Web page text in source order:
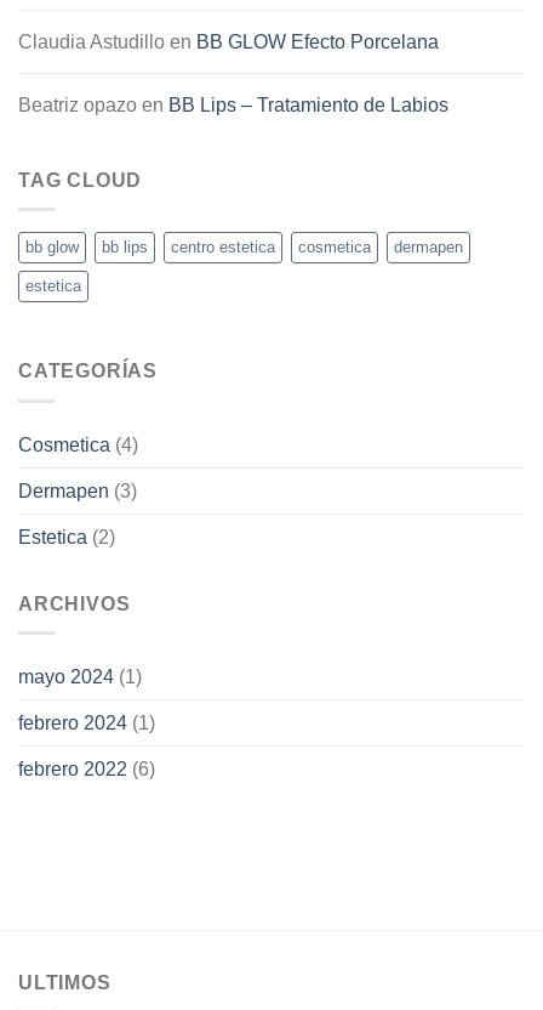
Claudia Astudillo en BB GLOW Efecto Porcelana
Beatriz opazo en BB Lips – Tratamiento de Labios
TAG CLOUD
bb glow bb lips centro estetica cosmetica dermapen
estetica
CATEGORÍAS
Cosmetica (4)
Dermapen (3)
Estetica (2)
ARCHIVOS
mayo 2024 (1)
febrero 2024 (1)
febrero 2022 (6)
ULTIMOS